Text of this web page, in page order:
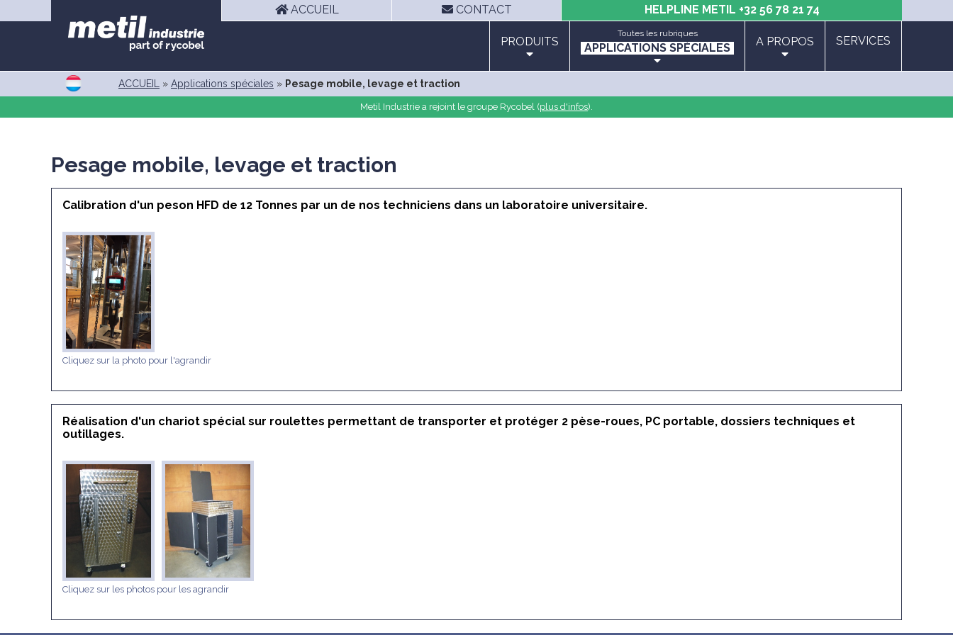
ACCUEIL CONTACT HELPLINE METIL +32 56 78 21 74
PRODUITS
Toutes les rubriques
APPLICATIONS SPÉCIALES A PROPOS SERVICES
ACCUEIL » Applications spéciales » Pesage mobile, levage et traction
Metil Industrie a rejoint le groupe Rycobel (plus d'infos).
Pesage mobile, levage et traction
Calibration d'un peson HFD de 12 Tonnes par un de nos techniciens dans un laboratoire universitaire.
Cliquez sur la photo pour l'agrandir
Réalisation d'un chariot spécial sur roulettes permettant de transporter et protéger 2 pèse-roues, PC portable, dossiers techniques et
outillages.
Cliquez sur les photos pour les agrandir